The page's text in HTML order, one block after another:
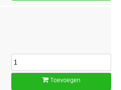
Toevoegen